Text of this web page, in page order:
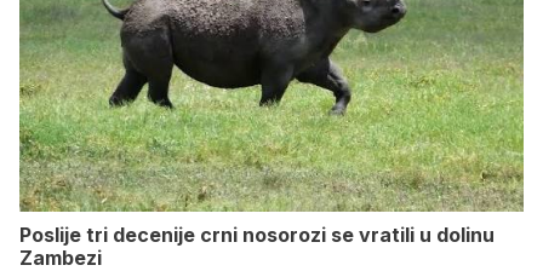
Poslije tri decenije crni nosorozi se vratili u dolinu
Zambezi